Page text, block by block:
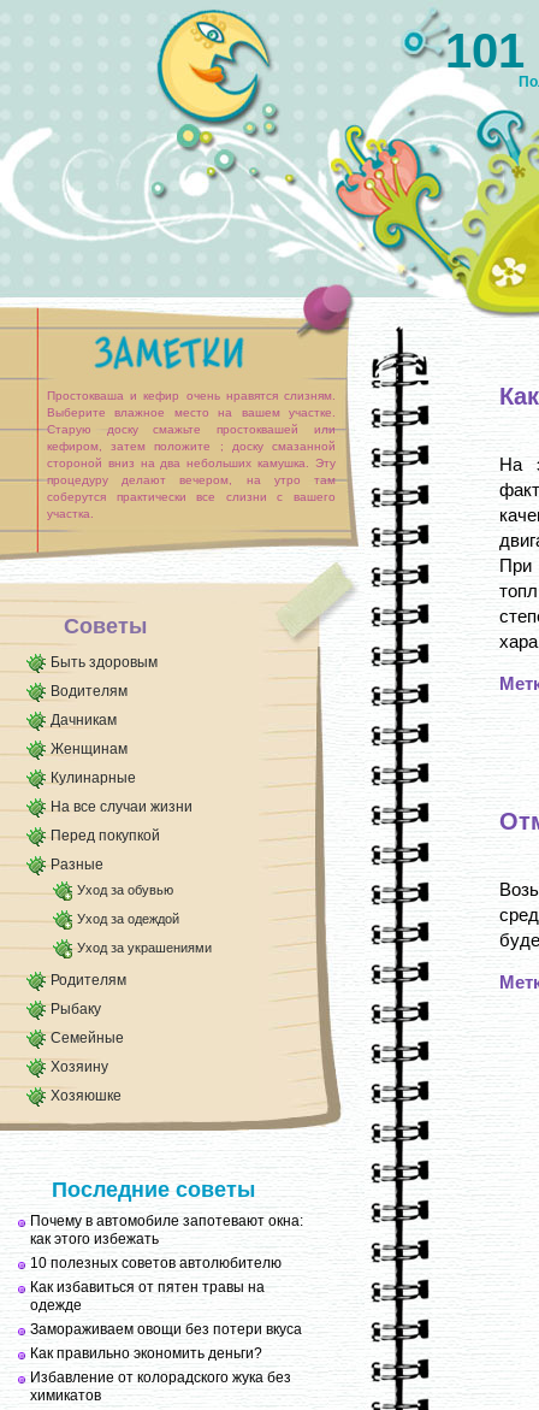
Простокваша и кефир очень нравятся слизням.
Выберите влажное место на вашем участке.
Старую доску смажьте простоквашей или
кефиром, затем положите ; доску смазанной
стороной вниз на два небольших камушка. Эту
процедуру делают вечером, на утро там
соберутся практически все слизни с вашего
участка.
Советы
Быть здоровым
Водителям
Дачникам
Женщинам
Кулинарные
На все случаи жизни
Перед покупкой
Разные
Уход за обувью
Уход за одеждой
Уход за украшениями
Родителям
Рыбаку
Семейные
Хозяину
Хозяюшке
Последние советы
Почему в автомобиле запотевают окна:
как этого избежать
10 полезных советов автолюбителю
Как избавиться от пятен травы на
одежде
Замораживаем овощи без потери вкуса
Как правильно экономить деньги?
Избавление от колорадского жука без
химикатов
На
При